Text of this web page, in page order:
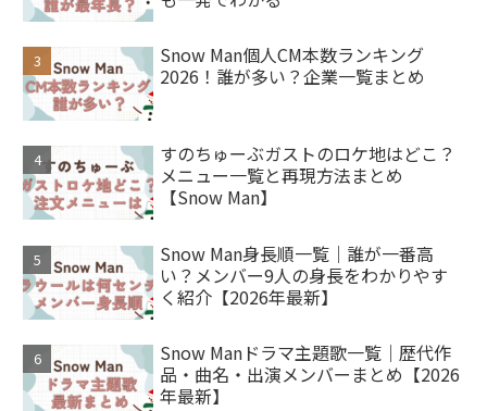
Snow Man個人CM本数ランキング
2026！誰が多い？企業一覧まとめ
すのちゅーぶガストのロケ地はどこ？
メニュー一覧と再現方法まとめ
【Snow Man】
Snow Man身長順一覧｜誰が一番高
い？メンバー9人の身長をわかりやす
く紹介【2026年最新】
Snow Manドラマ主題歌一覧｜歴代作
品・曲名・出演メンバーまとめ【2026
年最新】